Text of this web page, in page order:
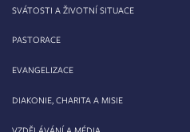
SVÁTOSTI A ŽIVOTNÍ SITUACE
PASTORACE
EVANGELIZACE
DIAKONIE, CHARITA A MISIE